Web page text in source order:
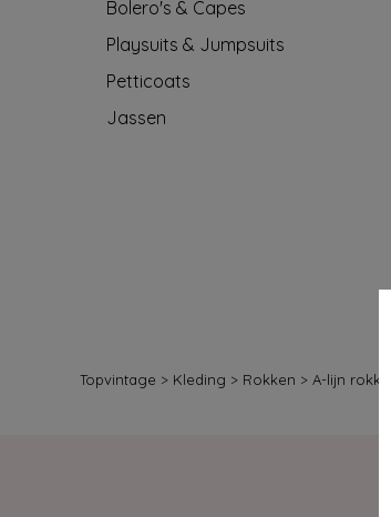
Bolero's & Capes
Playsuits & Jumpsuits
Petticoats
Jassen
Topvintage > Kleding > Rokken > A-lijn rokken